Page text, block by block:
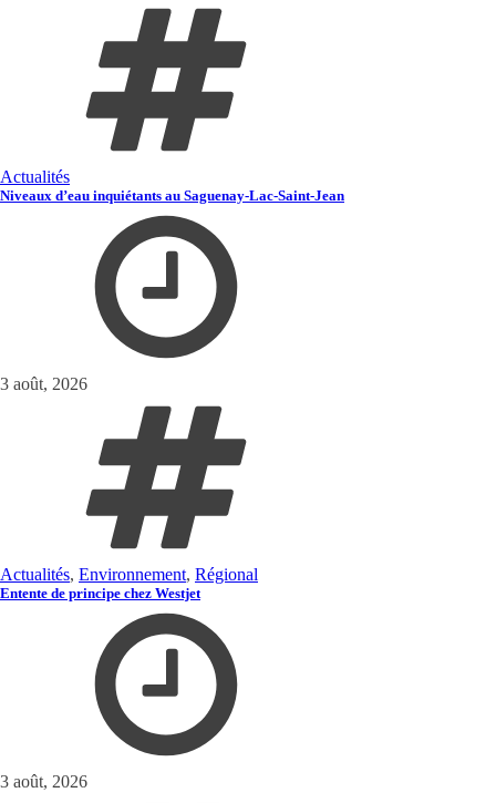
Actualités
Niveaux d’eau inquiétants au Saguenay-Lac-Saint-Jean
3 août, 2026
Actualités, Environnement, Régional
Entente de principe chez Westjet
3 août, 2026